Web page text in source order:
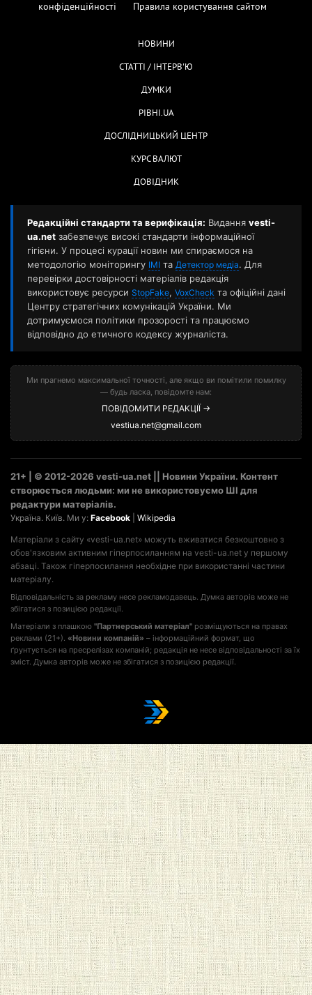
конфіденційності
Правила користування сайтом
НОВИНИ
СТАТТІ / ІНТЕРВ'Ю
ДУМКИ
РІВНІ.UA
ДОСЛІДНИЦЬКИЙ ЦЕНТР
КУРС ВАЛЮТ
ДОВІДНИК
Редакційні стандарти та верифікація: Видання vesti-
ua.net забезпечує високі стандарти інформаційної
гігієни. У процесі курації новин ми спираємося на
методологію моніторингу ІМІ та Детектор медіа. Для
перевірки достовірності матеріалів редакція
використовує ресурси StopFake, VoxCheck та офіційні дані
Центру стратегічних комунікацій України. Ми
дотримуємося політики прозорості та працюємо
відповідно до етичного кодексу журналіста.
Ми прагнемо максимальної точності, але якщо ви помітили помилку
— будь ласка, повідомте нам:
ПОВІДОМИТИ РЕДАКЦІЇ →
vestiua.net@gmail.com
21+ | © 2012-2026 vesti-ua.net || Новини України. Контент
створюється людьми: ми не використовуємо ШІ для
редактури матеріалів.
Україна. Київ. Ми у: Facebook Wikipedia
Матеріали з сайту «vesti-ua.net» можуть вживатися безкоштовно з
обов'язковим активним гіперпосиланням на vesti-ua.net у першому
абзаці. Також гіперпосилання необхідне при використанні частини
матеріалу.
Відповідальність за рекламу несе рекламодавець. Думка авторів може не
збігатися з позицією редакції.
Матеріали з плашкою "Партнерський матеріал" розміщуються на правах
реклами (21+). «Новини компаній» – інформаційний формат, що
ґрунтується на пресрелізах компаній; редакція не несе відповідальності за їх
зміст. Думка авторів може не збігатися з позицією редакції.